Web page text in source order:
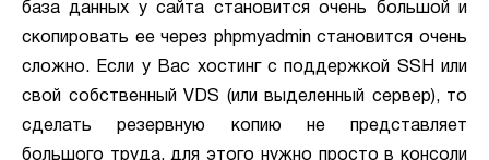
база данных у сайта становится очень большой и
скопировать ее через phpmyadmin становится очень
сложно. Если у Вас хостинг с поддержкой SSH или
свой собственный VDS (или выделенный сервер), то
сделать резервную копию не представляет
большого труда, для этого нужно просто в консоли